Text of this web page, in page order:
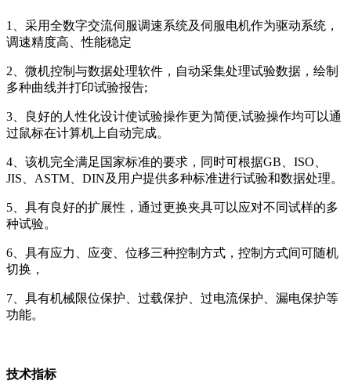
1、采用全数字交流伺服调速系统及伺服电机作为驱动系统，
调速精度高、性能稳定
2、微机控制与数据处理软件，自动采集处理试验数据，绘制
多种曲线并打印试验报告;
3、良好的人性化设计使试验操作更为简便,试验操作均可以通
过鼠标在计算机上自动完成。
4、该机完全满足国家标准的要求，同时可根据GB、ISO、
JIS、ASTM、DIN及用户提供多种标准进行试验和数据处理。
5、具有良好的扩展性，通过更换夹具可以应对不同试样的多
种试验。
6、具有应力、应变、位移三种控制方式，控制方式间可随机
切换，
7、具有机械限位保护、过载保护、过电流保护、漏电保护等
功能。
技术指标